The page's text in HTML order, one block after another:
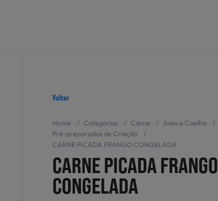
Voltar
Home / Categorias / Carne / Aves e Coelho
/
Pré-preparados de Criação
/
CARNE PICADA FRANGO CONGELADA
CARNE PICADA FRANGO
CONGELADA